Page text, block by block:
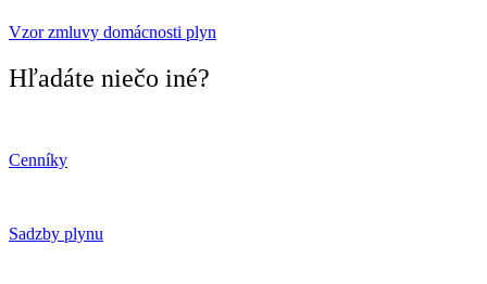
Vzor zmluvy domácnosti plyn
Hľadáte niečo iné?
Cenníky
Sadzby plynu